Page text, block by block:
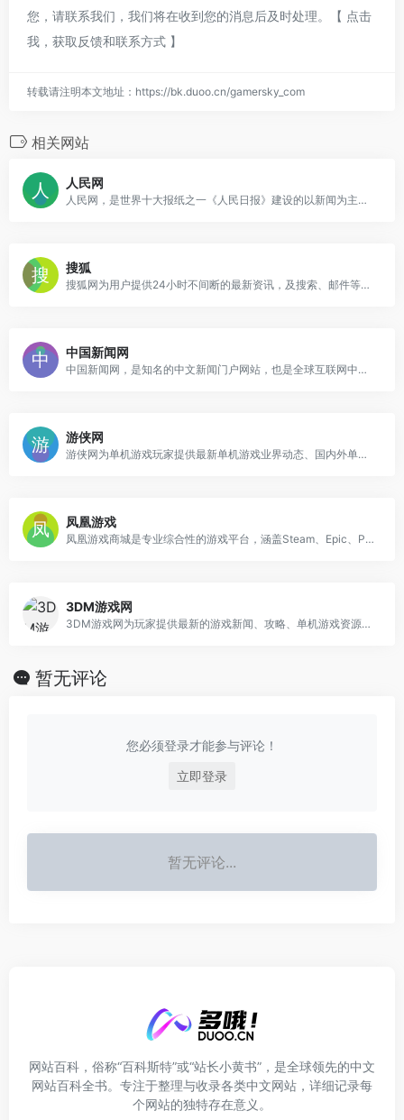
您，请联系我们，我们将在收到您的消息后及时处理。
【 点击
我，获取反馈和联系方式 】
转载请注明本文地址： https://bk.duoo.cn/gamersky_com
相关网站
人民网
人民网，是世界十大报纸之一《人民日报》建设的以新闻为主的大型网上信息发布平台，也是互联网上最大的中文和多语种新闻网站之一。作为国家重点新闻网站，人民网以新闻报道的权威性、及时性、多样性和评论性为特色，在网民中树立起了“权威媒体、大众网站”的形象。
搜狐
搜狐网为用户提供24小时不间断的最新资讯，及搜索、邮件等网络服务。内容包括全球热点事件、突发新闻、时事评论、热播影视剧、体育赛事、行业动态、生活服务信息，以及论坛、博客、微博、我的搜狐等互动空间。
中国新闻网
中国新闻网，是知名的中文新闻门户网站，也是全球互联网中文新闻资讯最重要的原创内容供应商之一。依托中新社遍布全球的采编网络,每天24小时面向广大网民和网络媒体，快速、准确地提供文字、图片、视频等多样化的资讯服务。在新闻报道方面，中新网动态新闻及时准确，解释性报道角度独特，稿件被国内外网络媒体大量转载。
游侠网
游侠网为单机游戏玩家提供最新单机游戏业界动态、国内外单机游戏下载、单机游戏补丁、单机游戏攻略秘籍、单机游戏专题等内容。坚守单机阵地，弘扬单机文化！
凤凰游戏
凤凰游戏商城是专业综合性的游戏平台，涵盖Steam、Epic、PS5、Switch、Xbox等多平台，提供正版低价折扣游戏激活码、单机游戏新品、促销打折、游戏史低、免费游戏、游戏周边、游戏点卡等购买服务。
3DM游戏网
3DM游戏网为玩家提供最新的游戏新闻、攻略、单机游戏资源、汉化资源、游戏补丁、游戏论坛等，经过多年努力已成为游戏玩家首要选择的游戏资讯、游戏资源网站。
暂无评论
您必须登录才能参与评论！
立即登录
暂无评论...
网站百科，俗称“百科斯特”或“站长小黄书”，是全球领先的中文
网站百科全书。专注于整理与收录各类中文网站，详细记录每
个网站的独特存在意义。